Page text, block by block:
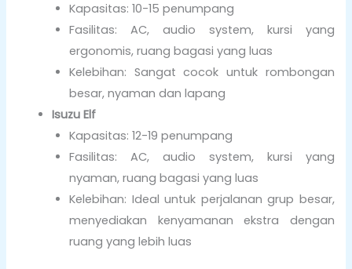
Kapasitas: 10-15 penumpang
Fasilitas: AC, audio system, kursi yang
ergonomis, ruang bagasi yang luas
Kelebihan: Sangat cocok untuk rombongan
besar, nyaman dan lapang
Isuzu Elf
Kapasitas: 12-19 penumpang
Fasilitas: AC, audio system, kursi yang
nyaman, ruang bagasi yang luas
Kelebihan: Ideal untuk perjalanan grup besar,
menyediakan kenyamanan ekstra dengan
ruang yang lebih luas